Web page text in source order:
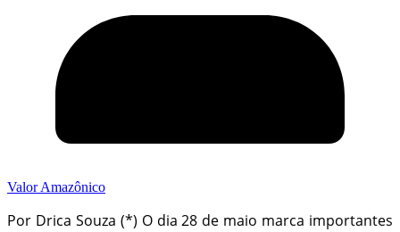
Valor Amazônico
Por Drica Souza (*) O dia 28 de maio marca importantes